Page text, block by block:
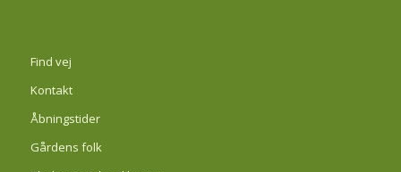
Find vej
Kontakt
Åbningstider
Gårdens folk